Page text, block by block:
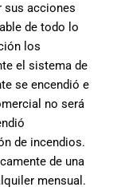
sus acciones
de todo lo
los
el sistema de
se encendió e
no será
de incendios.
de una
mensual.